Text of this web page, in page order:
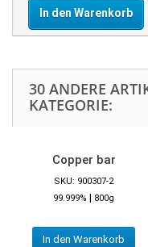
In den Warenkorb
30 ANDERE
KATEGORIE:
Copper bar
SKU: 900307-2
99.999% | 800g
In den Warenkorb